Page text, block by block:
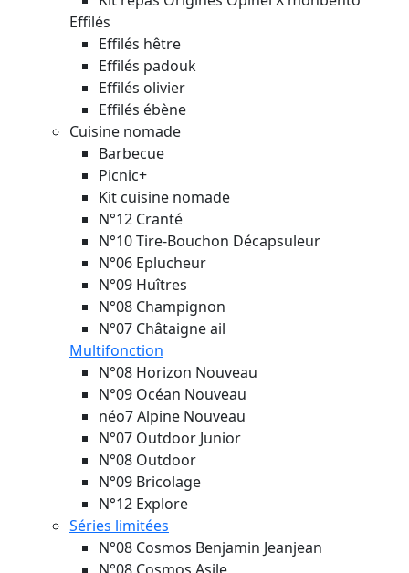
Effilés
Effilés hêtre
Effilés padouk
Effilés olivier
Effilés ébène
Cuisine nomade
Barbecue
Picnic+
Kit cuisine nomade
N°12 Cranté
N°10 Tire-Bouchon Décapsuleur
N°06 Eplucheur
N°09 Huîtres
N°08 Champignon
N°07 Châtaigne ail
Multifonction
N°08 Horizon Nouveau
N°09 Océan Nouveau
néo7 Alpine Nouveau
N°07 Outdoor Junior
N°08 Outdoor
N°09 Bricolage
N°12 Explore
Séries limitées
N°08 Cosmos Benjamin Jeanjean